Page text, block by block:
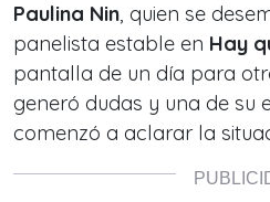
Paulina Nin, quien se
panelista estable en Hay
pantalla de un día para
generó dudas y una de su
comenzó a aclarar la